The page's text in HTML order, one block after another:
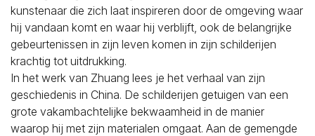
kunstenaar die zich laat inspireren door de omgeving waar
hij vandaan komt en waar hij verblijft, ook de belangrijke
gebeurtenissen in zijn leven komen in zijn schilderijen
krachtig tot uitdrukking.
In het werk van Zhuang lees je het verhaal van zijn
geschiedenis in China. De schilderijen getuigen van een
grote vakambachtelijke bekwaamheid in de manier
waarop hij met zijn materialen omgaat. Aan de gemengde